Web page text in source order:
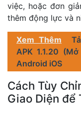
việc, hoặc đơn
thêm động lực và
Xem Thêm
APK 1.1.20
Android iOS
Cách Tùy
Giao Diện để